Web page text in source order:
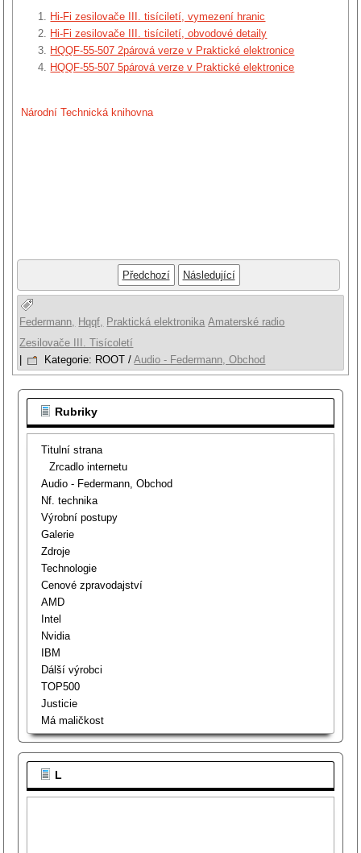
Hi-Fi zesilovače III. tisíciletí, vymezení hranic
Hi-Fi zesilovače III. tisíciletí, obvodové detaily
HQQF-55-507 2párová verze v Praktické elektronice
HQQF-55-507 5párová verze v Praktické elektronice
Národní Technická knihovna
Předchozí Následující
Federmann, Hqqf, Praktická elektronika Amaterské radio
Zesilovače III. Tisícoletí
Kategorie: ROOT /Audio - Federmann, Obchod
Rubriky
Titulní strana
Zrcadlo internetu
Audio - Federmann, Obchod
Nf. technika
Výrobní postupy
Galerie
Zdroje
Technologie
Cenové zpravodajství
AMD
Intel
Nvidia
IBM
Dálší výrobci
TOP500
Justicie
Má maličkost
L